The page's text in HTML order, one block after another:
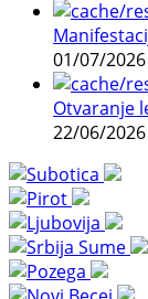
01/07/2026
Otvaranje
22/06/2026